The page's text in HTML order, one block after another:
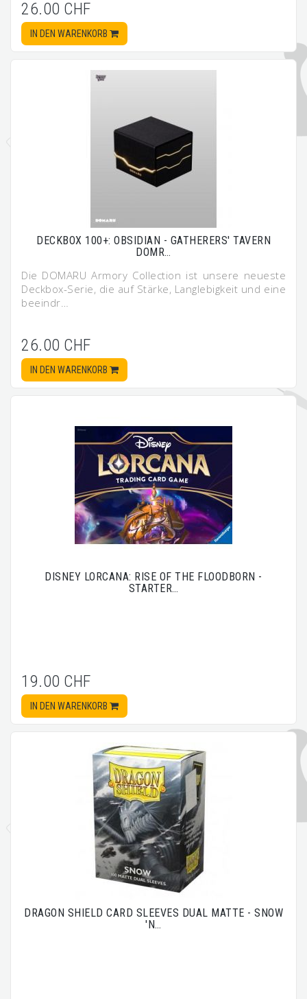
26.00 CHF
IN DEN WARENKORB
DECKBOX 100+: OBSIDIAN - GATHERERS' TAVERN
DOMR…
Die DOMARU Armory Collection ist unsere neueste
Deckbox-Serie, die auf Stärke, Langlebigkeit und eine
beeindr…
26.00 CHF
IN DEN WARENKORB
DISNEY LORCANA: RISE OF THE FLOODBORN -
STARTER…
19.00 CHF
IN DEN WARENKORB
DRAGON SHIELD CARD SLEEVES DUAL MATTE - SNOW
'N…